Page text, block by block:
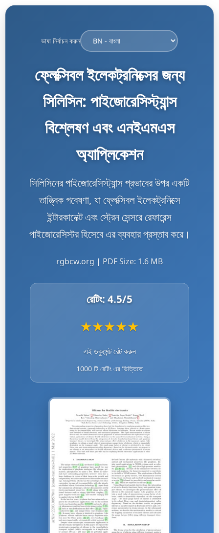
ভাষা নির্বাচন করুন
ফ্লেক্সিবল ইলেকট্রনিক্সের জন্য
সিলিসিন: পাইজোরেসিস্ট্যান্স
বিশ্লেষণ এবং এনইএমএস
অ্যাপ্লিকেশন
সিলিসিনের পাইজোরেসিস্ট্যান্স প্রভাবের উপর একটি
তাত্ত্বিক গবেষণা, যা ফ্লেক্সিবল ইলেকট্রনিক্সে
ইন্টারকানেক্ট এবং স্ট্রেন সেন্সরে রেফারেন্স
পাইজোরেসিস্টর হিসেবে এর ব্যবহার প্রস্তাব করে।
rgbcw.org | PDF Size: 1.6 MB
রেটিং: 4.5/5
★★★★★
এই ডকুমেন্ট রেট করুন
1000 টি রেটিং এর ভিত্তিতে